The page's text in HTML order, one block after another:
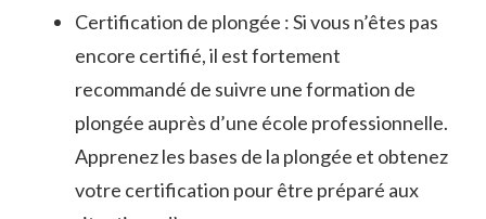
Certification de‍ plongée :‍ Si vous n’êtes pas
encore certifié,⁢ il est fortement
recommandé de suivre ‌une formation de
plongée auprès ‍d’une école professionnelle.
Apprenez les bases de la plongée et ‍obtenez​
votre certification pour être préparé aux